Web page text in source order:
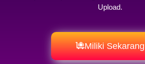
Upload.
Miliki Sekarang